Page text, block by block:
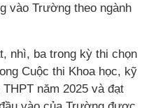
vào Trường theo ngành
nhì, ba trong kỳ thi chọn
Cuộc thi Khoa học, kỹ
năm 2025 và đạt